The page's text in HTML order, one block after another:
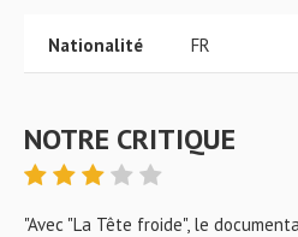
Nationalité FR
NOTRE CRITIQUE
"Avec "La Tête froide", le